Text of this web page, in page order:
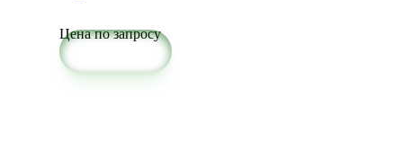
Цена по запросу